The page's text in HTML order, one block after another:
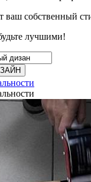
собственный
лучшими!